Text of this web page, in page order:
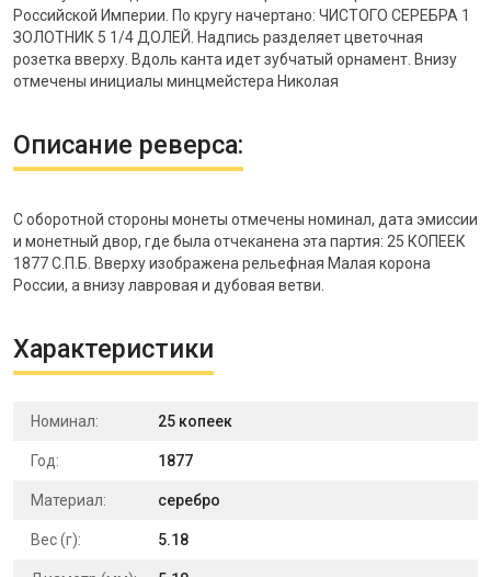
Российской Империи. По кругу начертано: ЧИСТОГО СЕРЕБРА 1
ЗОЛОТНИК 5 1/4 ДОЛЕЙ. Надпись разделяет цветочная
розетка вверху. Вдоль канта идет зубчатый орнамент. Внизу
отмечены инициалы минцмейстера Николая
Описание реверса:
С оборотной стороны монеты отмечены номинал, дата эмиссии
и монетный двор, где была отчеканена эта партия: 25 КОПЕЕК
1877 С.П.Б. Вверху изображена рельефная Малая корона
России, а внизу лавровая и дубовая ветви.
Характеристики
Номинал: 25 копеек
Год: 1877
Материал: серебро
Вес (г): 5.18